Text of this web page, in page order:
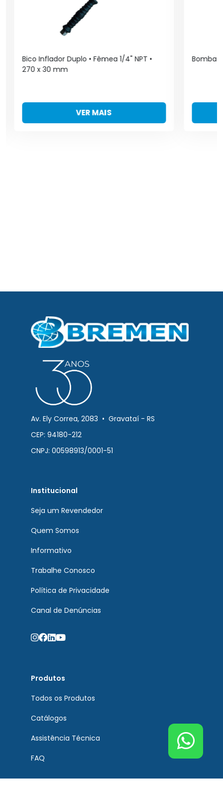
Bico Inflador Duplo • Fêmea 1/4" NPT •
270 x 30 mm
VER MAIS
Bomba
Av. Ely Correa, 2083 • Gravataí - RS
CEP: 94180-212
CNPJ: 00598913/0001-51
Institucional
Seja um Revendedor
Quem Somos
Informativo
Trabalhe Conosco
Política de Privacidade
Canal de Denúncias
Produtos
Todos os Produtos
Catálogos
Assistência Técnica
FAQ